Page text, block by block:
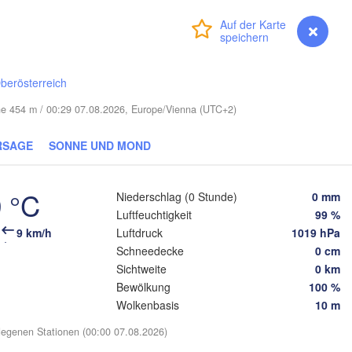
myVentusky Vorhersage
454 m / 00:29 07.08.2026, Europe/Vienna (UTC+2)
SONNE UND MOND
°C
9 km/h
Niederschlag (0 Stunde)
0 mm
Luftfeuchtigkeit
99 %
Luftdruck
1019 hPa
Schneedecke
0 cm
Sichtweite
0 km
Bewölkung
100 %
Wolkenbasis
10 m
Stationen (00:00 07.08.2026)
Бабруйск
(Babrujsk)
Баранавічы
(Baranavičy)
Житомир
(Zhytomyr)
(Khmelnytskyi) Вінниця
(Vinnytsia)
(Smolensk)
Франківськ